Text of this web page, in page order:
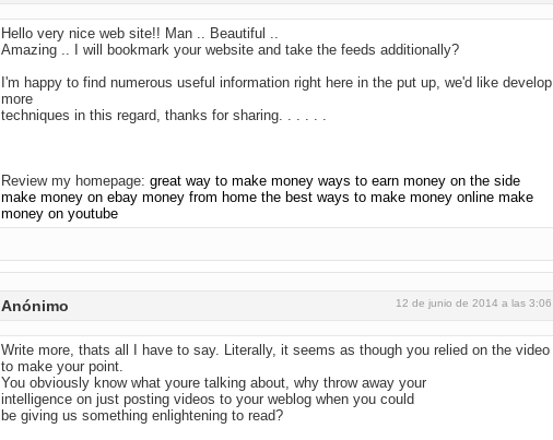
Hello very nice web site!! Man .. Beautiful ..
Amazing .. I will bookmark your website and take the feeds additionally?
I'm happy to find numerous useful information right here in the put up, we'd like develop
more
techniques in this regard, thanks for sharing. . . . . .
Review my homepage: great way to make money ways to earn money on the side
make money on ebay money from home the best ways to make money online make
money on youtube
Anónimo 12 de junio de 2014 a las 3:06
Write more, thats all I have to say. Literally, it seems as though you relied on the video
to make your point.
You obviously know what youre talking about, why throw away your
intelligence on just posting videos to your weblog when you could
be giving us something enlightening to read?